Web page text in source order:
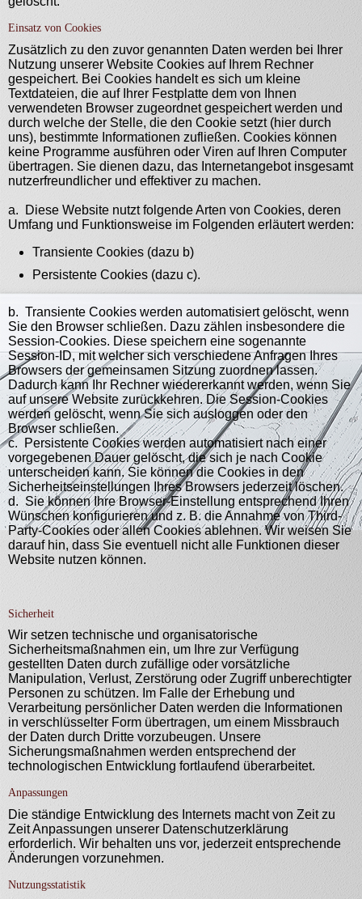
Einsatz von Cookies
Zusätzlich zu den zuvor genannten Daten werden bei Ihrer
Nutzung unserer Website Cookies auf Ihrem Rechner
gespeichert. Bei Cookies handelt es sich um kleine
Textdateien, die auf Ihrer Festplatte dem von Ihnen
verwendeten Browser zugeordnet gespeichert werden und
durch welche der Stelle, die den Cookie setzt (hier durch
uns), bestimmte Informationen zufließen. Cookies können
keine Programme ausführen oder Viren auf Ihren Computer
übertragen. Sie dienen dazu, das Internetangebot insgesamt
nutzerfreundlicher und effektiver zu machen.
a. Diese Website nutzt folgende Arten von Cookies, deren
Umfang und Funktionsweise im Folgenden erläutert werden:
Transiente Cookies (dazu b)
Persistente Cookies (dazu c).
b. Transiente Cookies werden automatisiert gelöscht, wenn
Sie den Browser schließen. Dazu zählen insbesondere die
Session-Cookies. Diese speichern eine sogenannte
Session-ID, mit welcher sich verschiedene Anfragen Ihres
Browsers der gemeinsamen Sitzung zuordnen lassen.
Dadurch kann Ihr Rechner wiedererkannt werden, wenn Sie
auf unsere Website zurückkehren. Die Session-Cookies
werden gelöscht, wenn Sie sich ausloggen oder den
Browser schließen.
c. Persistente Cookies werden automatisiert nach einer
vorgegebenen Dauer gelöscht, die sich je nach Cookie
unterscheiden kann. Sie können die Cookies in den
Sicherheitseinstellungen Ihres Browsers jederzeit löschen.
d. Sie können Ihre Browser-Einstellung entsprechend Ihren
Wünschen konfigurieren und z. B. die Annahme von Third-
Party-Cookies oder allen Cookies ablehnen. Wir weisen Sie
darauf hin, dass Sie eventuell nicht alle Funktionen dieser
Website nutzen können.
Sicherheit
Wir setzen technische und organisatorische
Sicherheitsmaßnahmen ein, um Ihre zur Verfügung
gestellten Daten durch zufällige oder vorsätzliche
Manipulation, Verlust, Zerstörung oder Zugriff unberechtigter
Personen zu schützen. Im Falle der Erhebung und
Verarbeitung persönlicher Daten werden die Informationen
in verschlüsselter Form übertragen, um einem Missbrauch
der Daten durch Dritte vorzubeugen. Unsere
Sicherungsmaßnahmen werden entsprechend der
technologischen Entwicklung fortlaufend überarbeitet.
Anpassungen
Die ständige Entwicklung des Internets macht von Zeit zu
Zeit Anpassungen unserer Datenschutzerklärung
erforderlich. Wir behalten uns vor, jederzeit entsprechende
Änderungen vorzunehmen.
Nutzungsstatistik